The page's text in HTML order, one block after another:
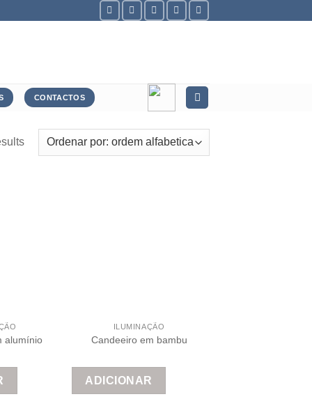
CONTACTOS
alumínio
ILUMINAÇÃO
Candeeiro em bambu
ADICIONAR